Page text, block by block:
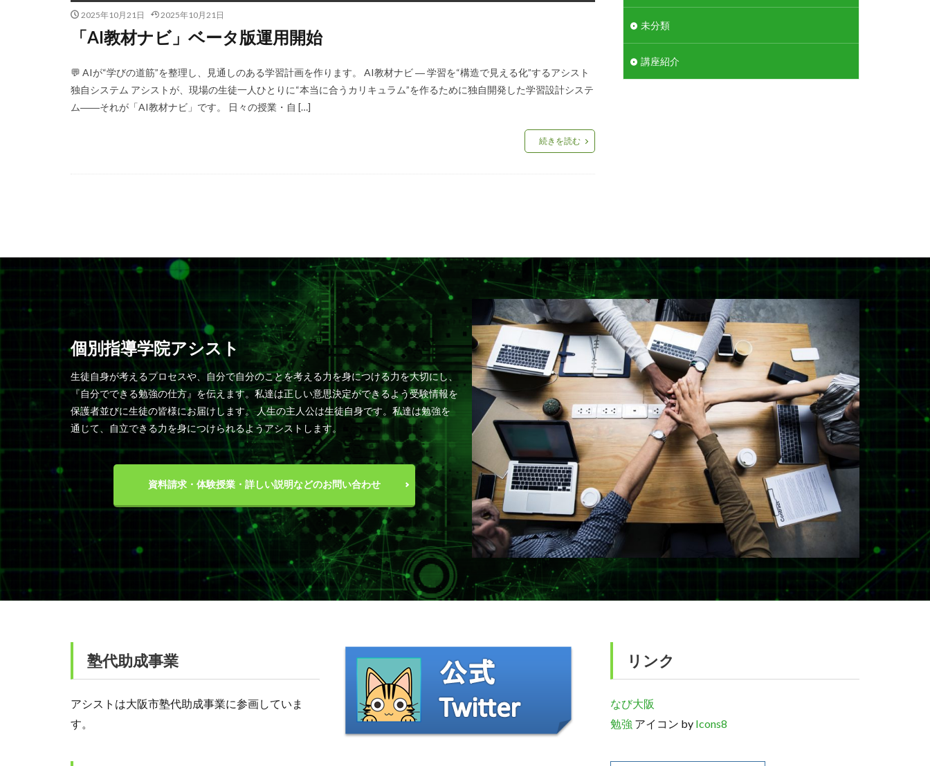
2025年10月21日 2025年10月21日
「AI教材ナビ」ベータ版運用開始
💬 AIが“学びの道筋”を整理し、見通しのある学習計画を作ります。 AI教材ナビ ― 学習を“構造で見える化”するアシスト
独自システム アシストが、現場の生徒一人ひとりに“本当に合うカリキュラム”を作るために独自開発した学習設計システ
ム――それが「AI教材ナビ」です。 日々の授業・自 […]
続きを読む
未分類
講座紹介
個別指導学院アシスト
生徒自身が考えるプロセスや、自分で自分のことを考える力を身につける力を大切にし、
『自分でできる勉強の仕方』を伝えます。私達は正しい意思決定ができるよう受験情報を
保護者並びに生徒の皆様にお届けします。 人生の主人公は生徒自身です。私達は勉強を
通じて、自立できる力を身につけられるようアシストします。
資料請求・体験授業・詳しい説明などのお問い合わせ
塾代助成事業
アシストは大阪市塾代助成事業に参画していま
す。
リンク
なび大阪
勉強 アイコン by Icons8